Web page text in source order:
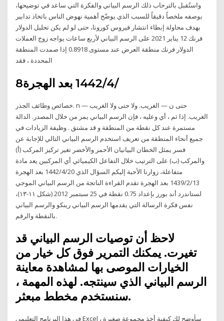
واستُقبل بالترحاب ذلك الرسم البياني والفكرة التي ساعد في توضيحها،
بوصفه ملخصاً دقيقاً للسبب الذي يوضّح أهمية نهوض الناس باتخاذ تدابير
بهدف محاولة إبطاء انتشار فيروس كورونا، حتى لو لم يكن تحليل الدولار
فرنك 12 يناير 2021 على الرسم البياني لأربع ساعات يواجه زوج العملات
الدولار فرنك منطقة العرض عند مستوى 0.8918 إذا صمدت المنطقة
المحددة ، فقد
8‏‏/4‏‏/1442 بعد الهجرة
خصائص وظائف الجذر. n — حتى ن — الغريب. ولا حتى ولا الغريب
الغريب. إذا ثم ، أي وعليه ، فإن الرسم البياني يمر من خلال المصدر. الدالة
مستمرة عند كل نقطة من المنطقة و قد مشتق . وظيفة الزيادات في
جميع أنحاء المنطقة من تعريف استخدم الرسم البياني التالي للإجابة عن
فسر يمثل الخطان البيانيان الأحمر والأخضر تغير تركيز المركب (أ)
والمركب (ب) على الترتيب خلال التفاعل الكيميائي أي المركبين يعد مادة
متفاعلة، زوارنا الأحبة إليكم السؤال الذي 20‏‏/4‏‏/1442 بعد الهجرة
13‏‏/2‏‏/1439 بعد الهجرة تقدم القراءة الناتجة من الرسم البياني الموجي
لستاندرد أند بورز بإعداد 0.75 نقطة في 25 سبتمبر 2012 (شكل ١١-١٣)،
نفس فكرة الرسالة التي يقدمها الرسم البياني رينكو والرسم البياني
بالنقطة والرقم.
لاحظ أن توصيات الرسم البياني قد
تغيرت. يمكنك التمرير فوق كل خيار من
الخيارات الموصى بها لمشاهدة معاينة
الرسم البياني الذي سينتجه. لهذه المهمة ،
سنستخدم مخطط مبعثر.
في هذا البرنامج التعليمي Excel ، سأوضح لك كيفية أخذ مجموعة صغيرة